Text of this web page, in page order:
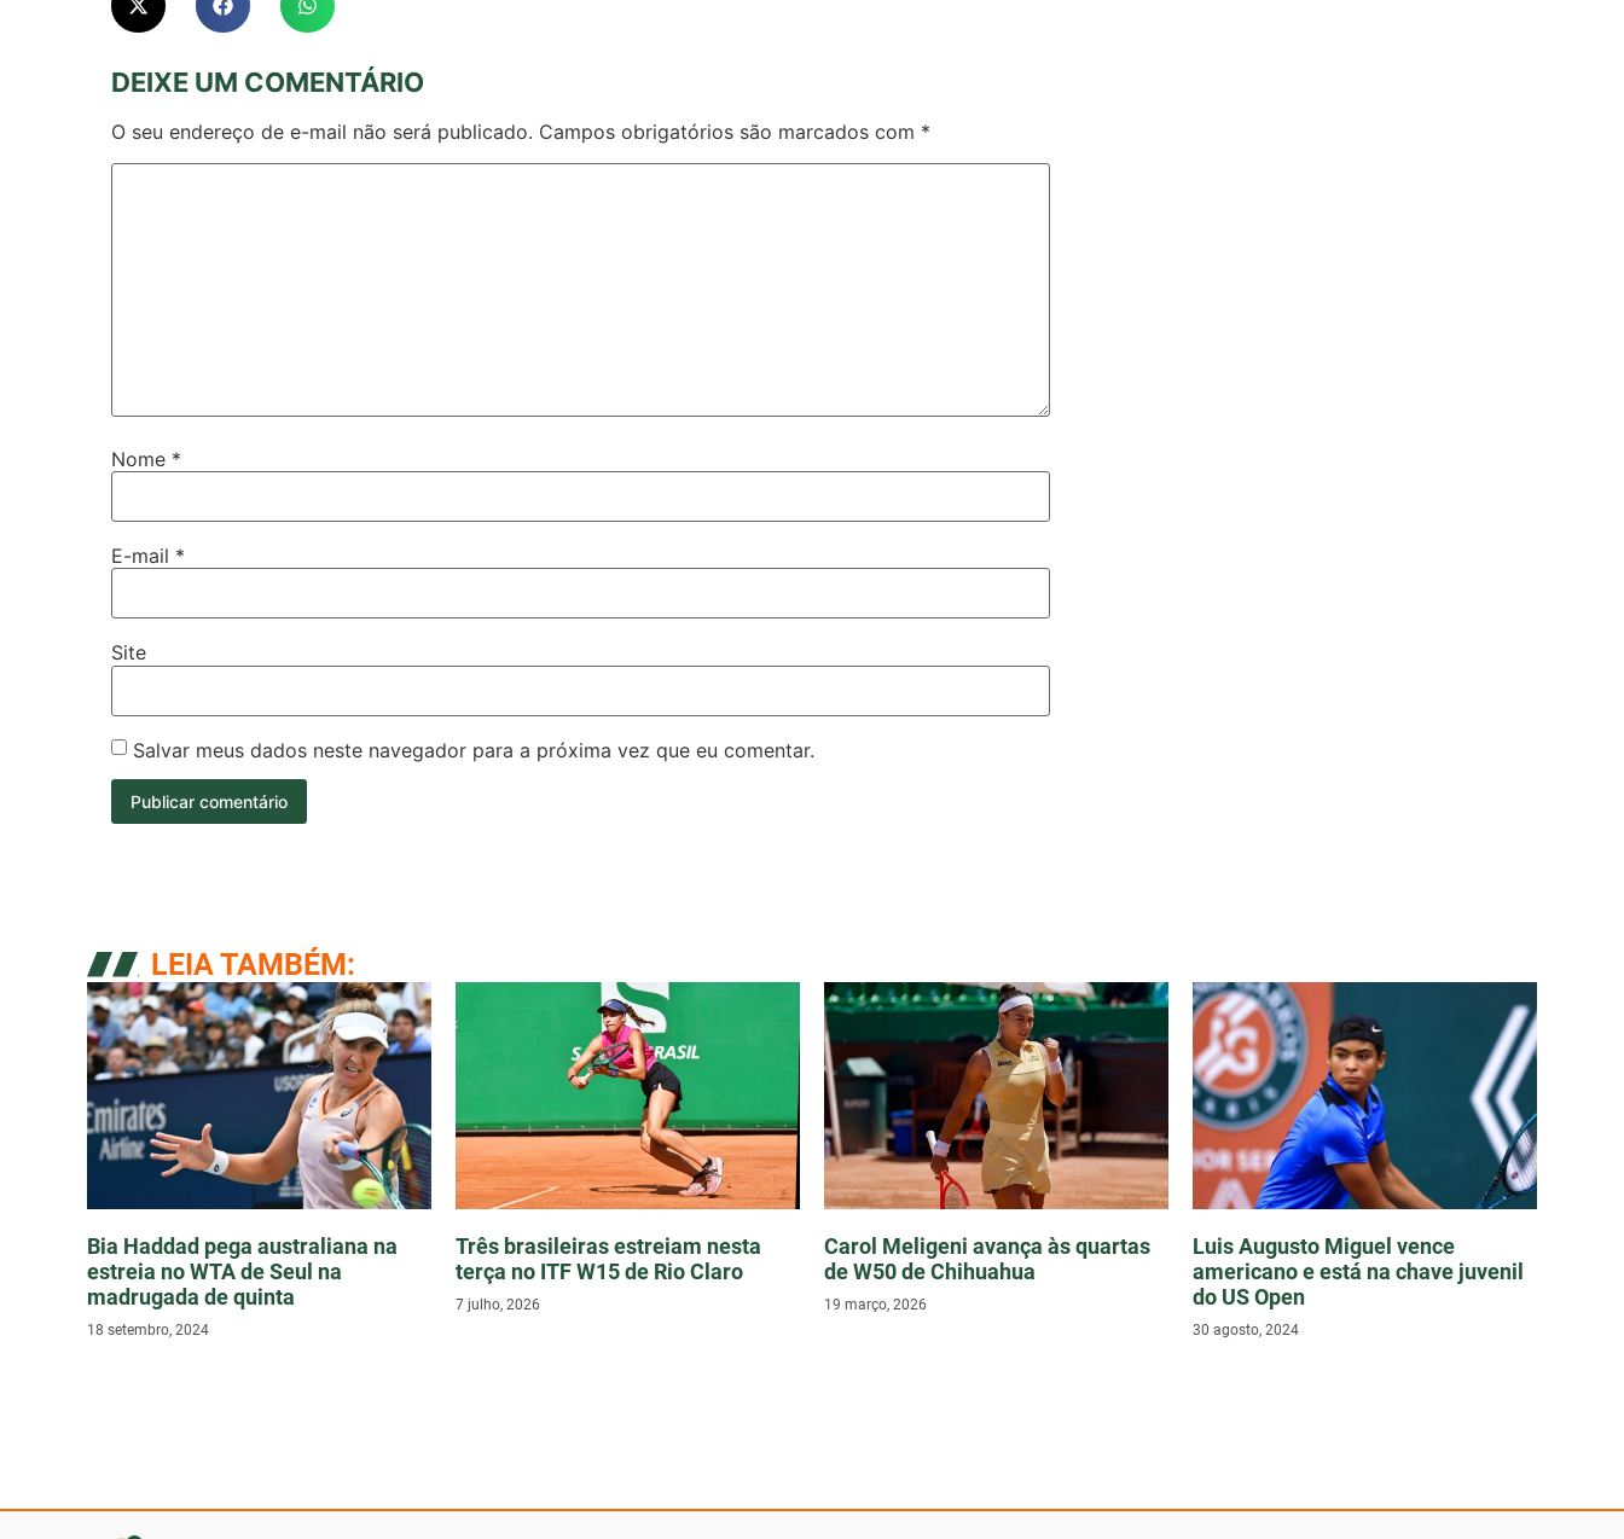
DEIXE UM COMENTÁRIO
O seu endereço de e-mail não será publicado. Campos obrigatórios são marcados com *
Nome *
E-mail *
Site
Salvar meus dados neste navegador para a próxima vez que eu comentar.
LEIA TAMBÉM:
Bia Haddad pega australiana na
estreia no WTA de Seul na
madrugada de quinta
18 setembro, 2024
Três brasileiras estreiam nesta
terça no ITF W15 de Rio Claro
7 julho, 2026
Carol Meligeni avança às quartas
de W50 de Chihuahua
19 março, 2026
Luis Augusto Miguel vence
americano e está na chave juvenil
do US Open
30 agosto, 2024